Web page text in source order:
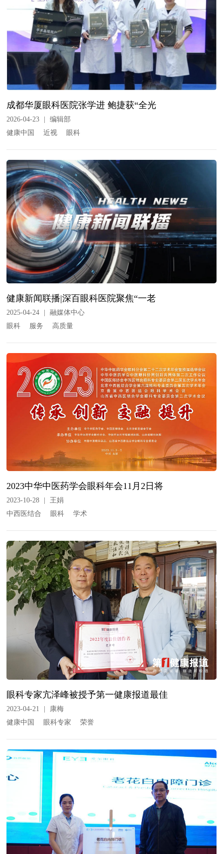
成都华厦眼科医院张学进 鲍捷获“全光
2026-04-23
编辑部
健康中国
近视 眼科
健康新闻联播|深百眼科医院聚焦“一老
2025-04-24
融媒体中心
眼科
服务 高质量
2023中华中医药学会眼科年会11月2日将
2023-10-28
王娟
中西医结合
眼科 学术
眼科专家亢泽峰被授予第一健康报道最佳
2023-04-21
康梅
健康中国
眼科专家 荣誉